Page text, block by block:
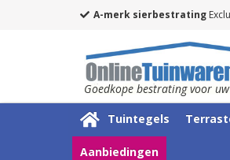
A-merk sierbestrating
Goedkope bestrating voor
Tuintegels
Aanbiedingen